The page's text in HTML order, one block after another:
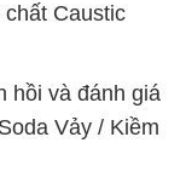
Caustic
hồi và đánh giá
Vảy / Kiềm